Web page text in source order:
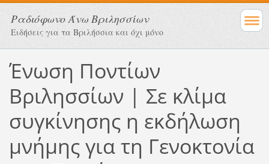
Ραδιόφωνο Άνω Βριλησσίων
Ειδήσεις για τα Βριλήσσια και όχι μόνο
Ένωση Ποντίων
Βριλησσίων | Σε κλίμα
συγκίνησης η εκδήλωση
μνήμης για τη Γενοκτονία